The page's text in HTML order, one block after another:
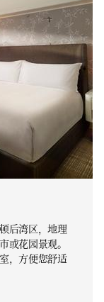
后湾区，地理
或花园景观。
，方便您舒适